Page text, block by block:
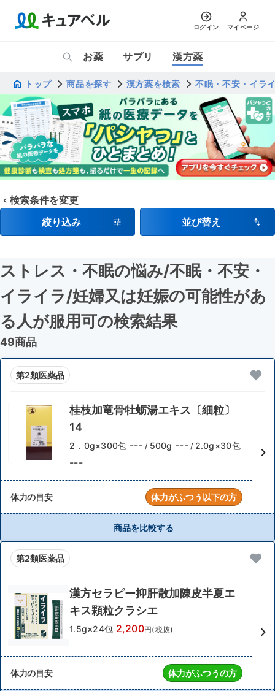
ログイン マイページ
お薬 サプリ 漢方薬
トップ 商品を探す 漢方薬を検索 不眠・不安・イラ
検索条件を変更
絞り込み
並び替え
ストレス・不眠の悩み/不眠・不安・
イライラ/妊婦又は妊娠の可能性があ
る人が服用可の検索結果
49商品
第2類医薬品
桂枝加竜骨牡蛎湯エキス〔細粒〕
14
2．0g×300包 --- / 500g --- / 2.0g×30包
---
体力の目安 体力がふつう以下の方
商品を比較する
第2類医薬品
漢方セラピー抑肝散加陳皮半夏エ
キス顆粒クラシエ
1.5g×24包 2,200円(税抜)
体力の目安 体力がふつうの方